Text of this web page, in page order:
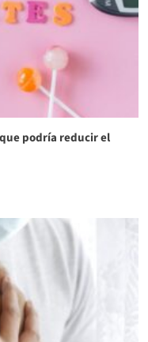
podría reducir el